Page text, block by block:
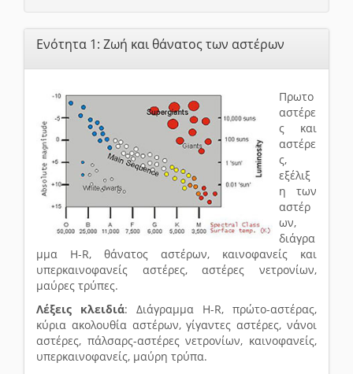
Ενότητα 1: Ζωή και θάνατος των αστέρων
Πρωτο
αστέρε
ς και
αστέρε
ς,
εξέλιξ
η των
αστέρ
ων,
διάγρα
μμα H-R, θάνατος αστέρων, καινοφανείς και
υπερκαινοφανείς αστέρες, αστέρες νετρονίων,
μαύρες τρύπες.
Λέξεις κλειδιά: Διάγραμμα H-R, πρώτο-αστέρας,
κύρια ακολουθία αστέρων, γίγαντες αστέρες, νάνοι
αστέρες, πάλσαρς-αστέρες νετρονίων, καινοφανείς,
υπερκαινοφανείς, μαύρη τρύπα.